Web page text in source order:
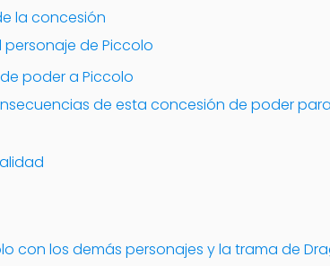
la concesión
de Piccolo
poder a Piccolo
de esta concesión de poder
con los demás personajes y la trama de